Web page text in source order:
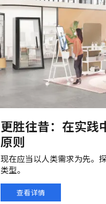
更胜往昔：在实践
原则
现在应当以人类需求为先。
类型。
查看详情